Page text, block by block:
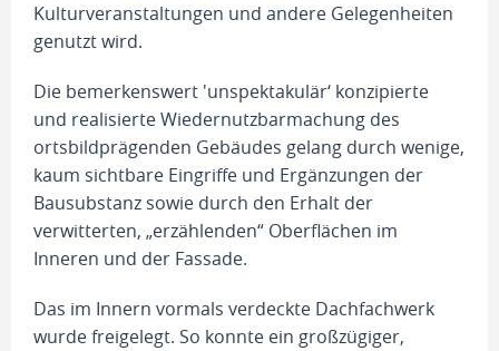
Kulturveranstaltungen und andere Gelegenheiten
genutzt wird.
Die bemerkenswert 'unspektakulär‘ konzipierte
und realisierte Wiedernutzbar­machung des
ortsbildprägenden Gebäudes gelang durch wenige,
kaum sichtbare Eingriffe und Ergänzungen der
Bausubstanz sowie durch den Erhalt der
verwitterten, „erzählenden“ Oberflächen im
Inneren und der Fassade.
Das im Innern vormals verdeckte Dachfachwerk
wurde freigelegt. So konnte ein großzügiger,